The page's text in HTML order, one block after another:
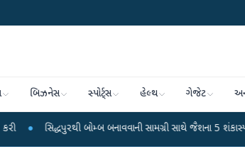
બિઝનેસ સ્પોર્ટ્સ હેલ્થ ગેજેટ
બોમ્બ બનાવવાની સામગ્રી સાથે જૈશના 5 શંકાસ્પદ આતંકી